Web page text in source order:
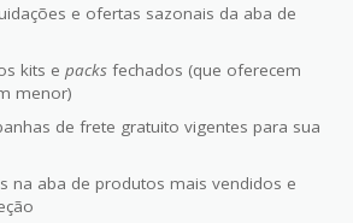
e ofertas sazonais da aba de
kits e packs fechados (que oferecem
menor)
de frete gratuito vigentes para sua
na aba de produtos mais vendidos e